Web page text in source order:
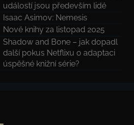
událostí jsou především lidé
Isaac Asimov: Nemesis
Nové knihy za listopad 2025
Shadow and Bone – jak dopadl
další pokus Netflixu o adaptaci
úspěšné knižní série?